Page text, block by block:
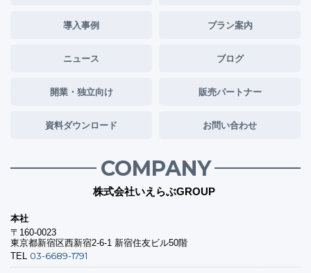
導入事例 プラン案内
ニュース ブログ
開業・独立向け 販売パートナー
資料ダウンロード お問い合わせ
COMPANY
株式会社いえらぶGROUP
本社
〒160-0023
東京都新宿区西新宿2-6-1 新宿住友ビル50階
TEL 03-6689-1791